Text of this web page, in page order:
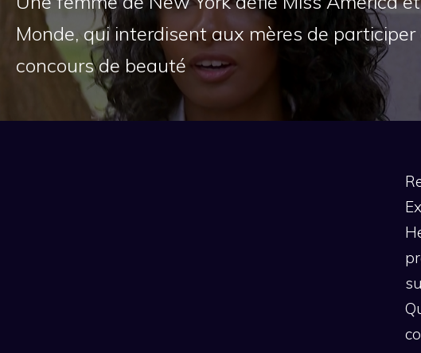
Monde, qui interdisent aux mères de participer
concours de beauté